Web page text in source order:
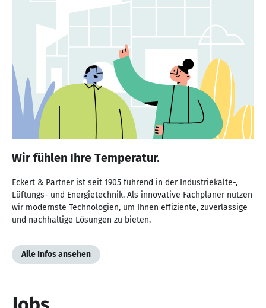
Wir fühlen Ihre Temperatur.
Eckert & Partner ist seit 1905 führend in der Industriekälte-,
Lüftungs- und Energietechnik. Als innovative Fachplaner nutzen
wir modernste Technologien, um Ihnen effiziente, zuverlässige
und nachhaltige Lösungen zu bieten.
Alle Infos ansehen